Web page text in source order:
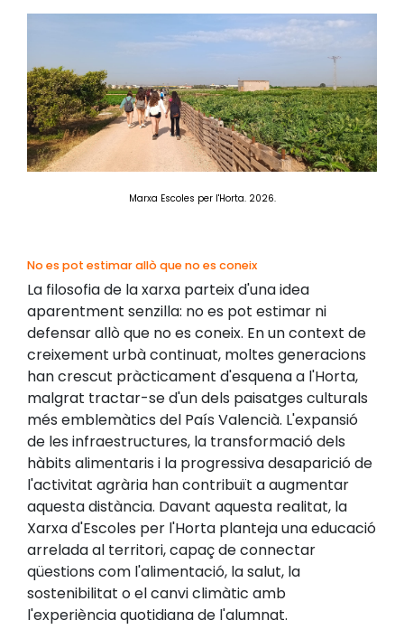
Marxa Escoles per l'Horta. 2026.
No es pot estimar allò que no es coneix
La filosofia de la xarxa parteix d'una idea
aparentment senzilla: no es pot estimar ni
defensar allò que no es coneix. En un context de
creixement urbà continuat, moltes generacions
han crescut pràcticament d'esquena a l'Horta,
malgrat tractar-se d'un dels paisatges culturals
més emblemàtics del País Valencià. L'expansió
de les infraestructures, la transformació dels
hàbits alimentaris i la progressiva desaparició de
l'activitat agrària han contribuït a augmentar
aquesta distància. Davant aquesta realitat, la
Xarxa d'Escoles per l'Horta planteja una educació
arrelada al territori, capaç de connectar
qüestions com l'alimentació, la salut, la
sostenibilitat o el canvi climàtic amb
l'experiència quotidiana de l'alumnat.